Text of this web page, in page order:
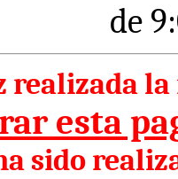
de
realizada
esta
sido